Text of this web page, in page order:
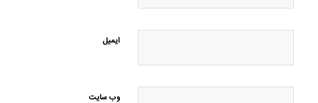
ایمیل
وب‌ سایت